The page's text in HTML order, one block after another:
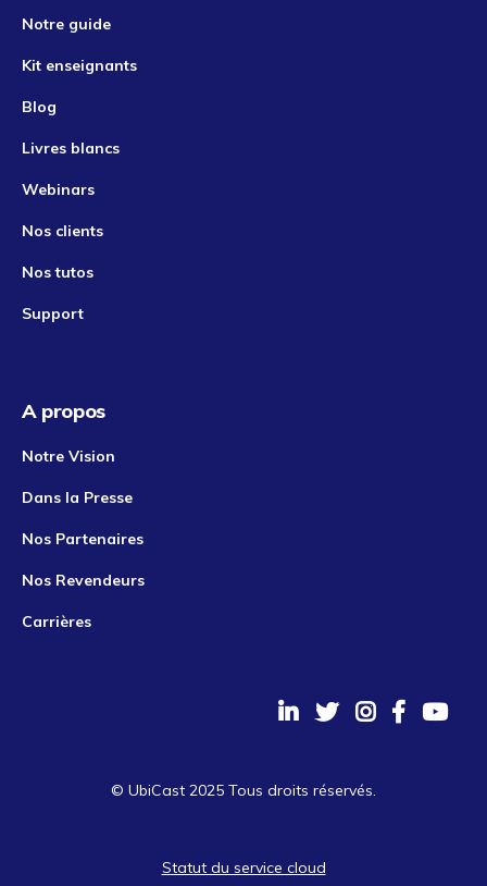
Notre guide
Kit enseignants
Blog
Livres blancs
Webinars
Nos clients
Nos tutos
Support
A propos
Notre Vision
Dans la Presse
Nos Partenaires
Nos Revendeurs
Carrières
© UbiCast 2025 Tous droits réservés.
Statut du service cloud